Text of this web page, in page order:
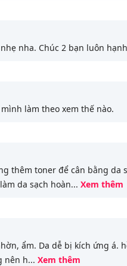
nha. Chúc 2 bạn luôn
làm theo xem thế nào.
thêm toner để cân bằng da
da sạch hoàn... Xem thêm
ẩm. Da dễ bị kích ứng á.
nên h... Xem thêm